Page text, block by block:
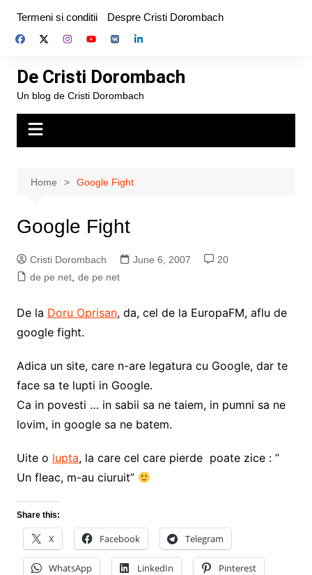
content
Termeni si conditii Despre Cristi Dorombach
De Cristi Dorombach
Un blog de Cristi Dorombach
Home Google Fight
Google Fight
Cristi Dorombach June 6, 2007
20
de pe net, de pe net
De la Doru Oprisan, da, cel de la EuropaFM, aflu de
google fight.
Adica un site, care n-are legatura cu Google, dar te
face sa te lupti in Google.
Ca in povesti … in sabii sa ne taiem, in pumni sa ne
lovim, in google sa ne batem.
Uite o lupta, la care cel care pierde poate zice : ”
Un fleac, m-au ciuruit”
Share this:
X Facebook Telegram
WhatsApp LinkedIn Pinterest